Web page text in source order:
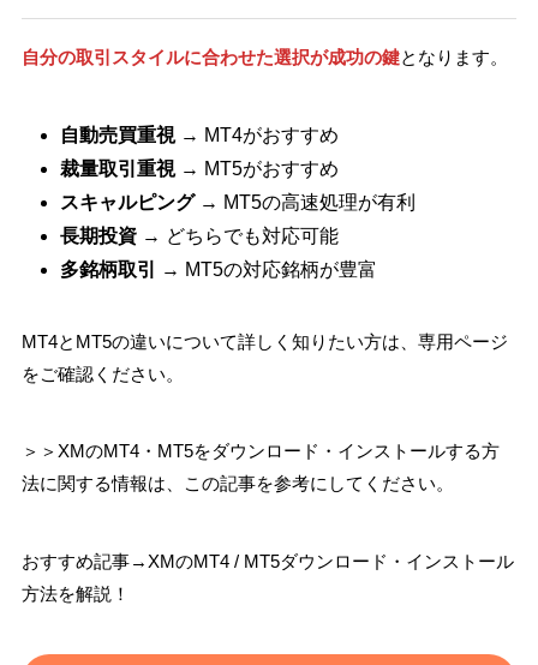
自分の取引スタイルに合わせた選択が成功の鍵となります。
自動売買重視→ MT4がおすすめ
裁量取引重視→ MT5がおすすめ
スキャルピング→ MT5の高速処理が有利
長期投資→ どちらでも対応可能
多銘柄取引
→ MT5の対応銘柄が豊富
MT4とMT5の違いについて詳しく知りたい方は、専用ページ
をご確認ください。
＞＞XMのMT4・MT5をダウンロード・インストールする方
法に関する情報は、この記事を参考にしてください。
おすすめ記事→XMのMT4 / MT5ダウンロード・インストール
方法を解説！